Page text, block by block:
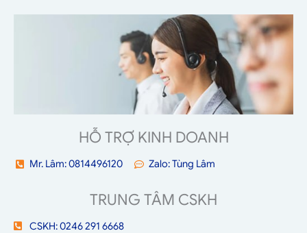
HỖ TRỢ KINH DOANH
Mr. Lâm: 0814496120 Zalo: Tùng Lâm
TRUNG TÂM CSKH
CSKH: 0246 291 6668